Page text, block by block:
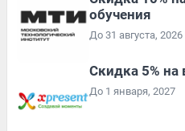
обучения
До 31 августа, 2026
Скидка 5% на
До 1 января, 2027